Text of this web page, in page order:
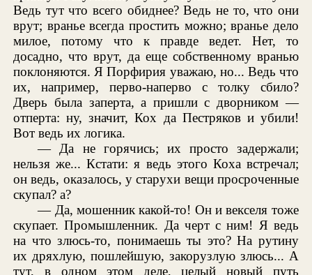
Ведь тут что всего обиднее? Ведь не то, что они
врут; вранье всегда простить можно; вранье дело
милое, потому что к правде ведет. Нет, то
досадно, что врут, да еще собственному вранью
поклоняются. Я Порфирия уважаю, но... Ведь что
их, например, перво-наперво с толку сбило?
Дверь была заперта, а пришли с дворником —
отперта: ну, значит, Кох да Пестряков и убили!
Вот ведь их логика.
— Да не горячись; их просто задержали;
нельзя же... Кстати: я ведь этого Коха встречал;
он ведь, оказалось, у старухи вещи просроченные
скупал? а?
— Да, мошенник какой-то! Он и векселя тоже
скупает. Промышленник. Да черт с ним! Я ведь
на что злюсь-то, понимаешь ты это? На рутину
их дряхлую, пошлейшую, закорузлую злюсь... А
тут, в одном этом деле, целый новый путь